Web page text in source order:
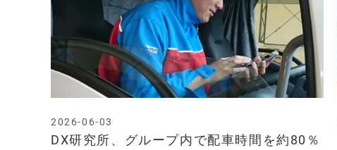
DX研究所、グループ内で配車時間を約80％
2026-06-03